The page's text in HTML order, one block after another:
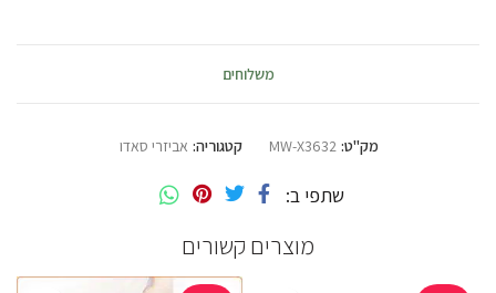
משלוחים
מק"ט: MW-X3632 קטגוריה: אביזרי סאדו
שתפי ב
מוצרים קשורים